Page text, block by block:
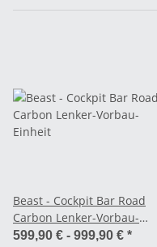
Beast - Cockpit Bar Road
Carbon Lenker-Vorbau-
Einheit
599,90 € - 999,90 € *